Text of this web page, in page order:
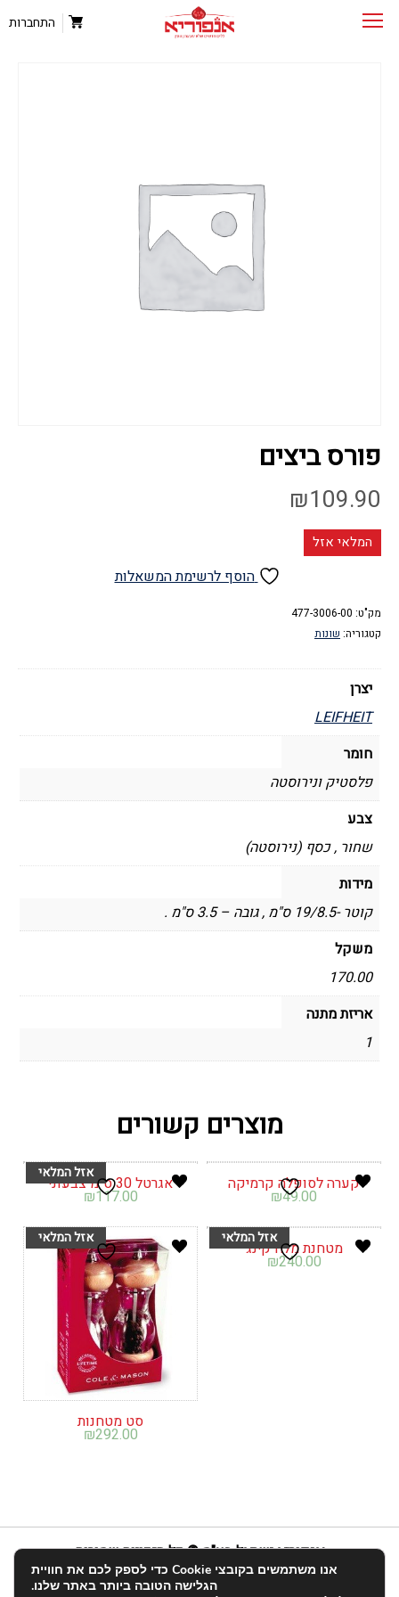
התחברות
פורס ביצים
₪109.90
המלאי אזל
הוסף לרשימת המשאלות
מק"ט: 477-3006-00
קטגוריה: שונות
יצרן
LEIFHEIT
חומר
פלסטיק ונירוסטה
צבע
שחור , כסף (נירוסטה)
מידות
קוטר -19/8.5 ס"מ , גובה – 3.5 ס"מ .
משקל
170.00
אריזת מתנה
1
מוצרים קשורים
קערה לסופלה קרמיקה
₪49.00
אגרטל 30 ס"מ צבעוני
₪117.00
מטחנת מלח קינג
₪240.00
סט מטחנות
₪292.00
אנפוריא ישראל בע"מ © כל הזכויות שמורות
03-683-2022
info@enforia.co.il
אנו משתמשים בקובצי Cookie כדי לספק לכם את חוויית
הגלישה הטובה ביותר באתר שלנו.